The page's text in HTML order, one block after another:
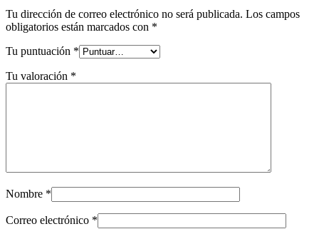
Tu dirección de correo electrónico no será publicada. Los campos
obligatorios están marcados con *
Tu puntuación *
Tu valoración *
Nombre *
Correo electrónico *